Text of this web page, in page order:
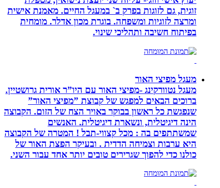
זוגית, גם לזוגות בפרק ב` במעגל החיים. מאמנת אישית
ומרצה לזוגיות ומשפחה. בוגרת מכון אדלר. מומחית
בפיתוח חשיבה ותהליכי שינוי.
מעגל מפיצי האור
מעגל נטוורקינג -מפיצי האור עם היו”ר אורית גרושטיין.
ברוכים הבאים למפגש של קבוצת ”מפיצי האור”
שנפגשת כל ראשון בבוקר באויר הצח של הזום. הקבוצה
הינה דיגיטלית, ונשארת דיגיטלית. האנשים
שמשתתפים בה : מכל קצווי-תבל ! המטרה של הקבוצה
היא ערבות וצמיחה הדדית . ובעיקר הפצת האור של
כולנו כדי להפוך שגרירים טובים יותר אחד עבור השני.